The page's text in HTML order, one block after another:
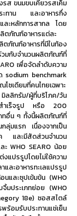
ส ขนมขบเคี้ยวรสเค็ม
ะทาน และอาหารกึ่ง
ะหลักการสากล โดย
ตภัณฑ์อาหารแต่ละ
ภัณฑ์อาหารที่มีในท้อง
วมกับจำนวนผลิตภัณฑ์ที่
เพื่อจัดลำดับความ
sodium benchmark
ซเดียมที่คนไทยเฉพาะ
ลลิกรัม/ผู้ที่บริโภค/วัน
สำเร็จรูป หรือ 200
ทอื่น ๆ ทั้งนี้ผลิตภัณฑ์ที่
มแรก เนื่องจากเป็น
ค และมีสัดส่วนจำนวน
WHO SEARO น้อย
แปรรูปโดยไม่ใช้ความ
ะอาหารทะเลแปรรูป
และซุปเข้มข้น (WHO
มประเภทย่อย (WHO
18e) ซอสสไตล์
ร้อมรับประทานแช่เย็น